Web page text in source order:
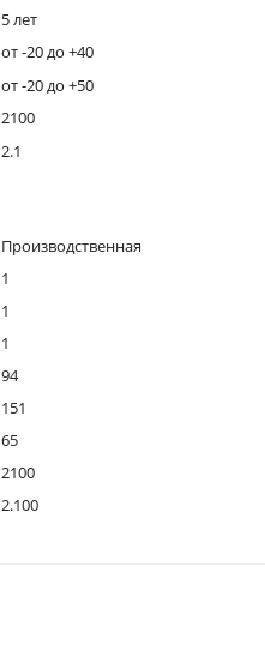
5 лет
от -20 до +40
от -20 до +50
2100
2.1
Производственная
1
1
1
94
151
65
2100
2.100